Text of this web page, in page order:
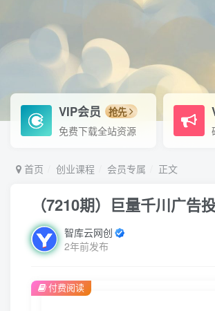
VIP会员 抢先
免费下载全站资源
首页 创业课程 会员专属 正文
（7210期）巨量千川广告
智库云网创
2年前发布
付费阅读